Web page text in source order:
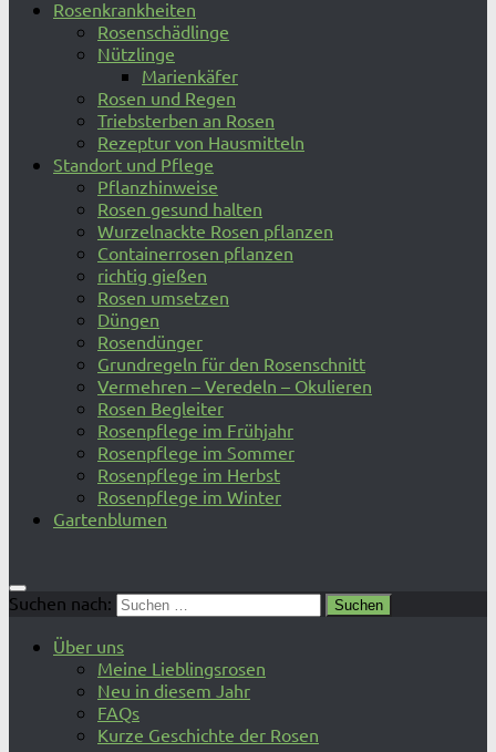
Rosenkrankheiten
Rosenschädlinge
Nützlinge
Marienkäfer
Rosen und Regen
Triebsterben an Rosen
Rezeptur von Hausmitteln
Standort und Pflege
Pflanzhinweise
Rosen gesund halten
Wurzelnackte Rosen pflanzen
Containerrosen pflanzen
richtig gießen
Rosen umsetzen
Düngen
Rosendünger
Grundregeln für den Rosenschnitt
Vermehren – Veredeln – Okulieren
Rosen Begleiter
Rosenpflege im Frühjahr
Rosenpflege im Sommer
Rosenpflege im Herbst
Rosenpflege im Winter
Gartenblumen
Suchen nach:
Über uns
Meine Lieblingsrosen
Neu in diesem Jahr
FAQs
Kurze Geschichte der Rosen